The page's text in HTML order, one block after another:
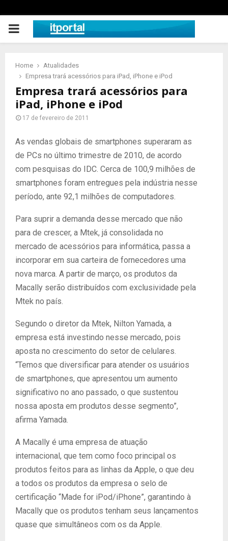
PRIMARY
Home
Atualidades
Empresa trará acessórios para iPad, iPhone e iPod
Empresa trará acessórios para
iPad, iPhone e iPod
17 de fevereiro de 2011
As vendas globais de smartphones superaram as
de PCs no último trimestre de 2010, de acordo
com pesquisas do IDC. Cerca de 100,9 milhões de
smartphones foram entregues pela indústria nesse
período, ante 92,1 milhões de computadores.
Para suprir a demanda desse mercado que não
para de crescer, a Mtek, já consolidada no
mercado de acessórios para informática, passa a
incorporar em sua carteira de fornecedores uma
nova marca. A partir de março, os produtos da
Macally serão distribuídos com exclusividade pela
Mtek no país.
Segundo o diretor da Mtek, Nilton Yamada, a
empresa está investindo nesse mercado, pois
aposta no crescimento do setor de celulares.
“Temos que diversificar para atender os usuários
de smartphones, que apresentou um aumento
significativo no ano passado, o que sustentou
nossa aposta em produtos desse segmento”,
afirma Yamada.
A Macally é uma empresa de atuação
internacional, que tem como foco principal os
produtos feitos para as linhas da Apple, o que deu
a todos os produtos da empresa o selo de
certificação “Made for iPod/iPhone”, garantindo à
Macally que os produtos tenham seus lançamentos
quase que simultâneos com os da Apple.